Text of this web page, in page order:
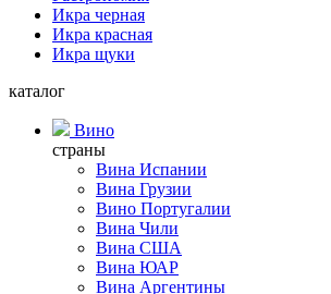
Икра черная
Икра красная
Икра щуки
каталог
Вино
страны
Вина Испании
Вина Грузии
Вино Португалии
Вина Чили
Вина США
Вина ЮАР
Вина Аргентины